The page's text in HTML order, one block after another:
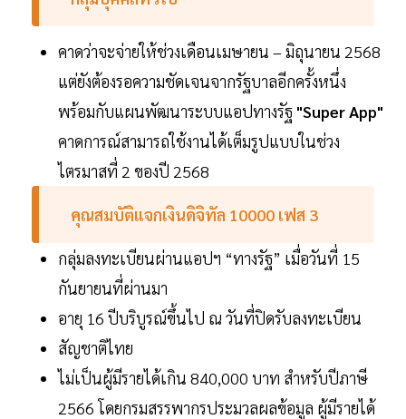
คาดว่าจะจ่ายให้ช่วงเดือนเมษายน – มิถุนายน 2568
แต่ยังต้องรอความชัดเจนจากรัฐบาลอีกครั้งหนึ่ง
พร้อมกับแผนพัฒนาระบบแอปทางรัฐ "Super App"
คาดการณ์สามารถใช้งานได้เต็มรูปแบบในช่วง
ไตรมาสที่ 2 ของปี 2568
คุณสมบัติแจกเงินดิจิทัล 10000 เฟส 3
กลุ่มลงทะเบียนผ่านแอปฯ “ทางรัฐ” เมื่อวันที่ 15
กันยายนที่ผ่านมา
อายุ 16 ปีบริบูรณ์ขึ้นไป ณ วันที่ปิดรับลงทะเบียน
สัญชาติไทย
ไม่เป็นผู้มีรายได้เกิน 840,000 บาท สำหรับปีภาษี
2566 โดยกรมสรรพากรประมวลผลข้อมูล ผู้มีรายได้